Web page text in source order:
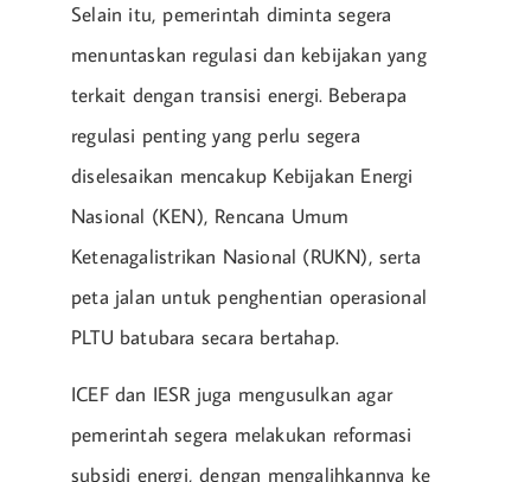
Selain itu, pemerintah diminta segera
menuntaskan regulasi dan kebijakan yang
terkait dengan transisi energi. Beberapa
regulasi penting yang perlu segera
diselesaikan mencakup Kebijakan Energi
Nasional (KEN), Rencana Umum
Ketenagalistrikan Nasional (RUKN), serta
peta jalan untuk penghentian operasional
PLTU batubara secara bertahap.
ICEF dan IESR juga mengusulkan agar
pemerintah segera melakukan reformasi
subsidi energi, dengan mengalihkannya ke